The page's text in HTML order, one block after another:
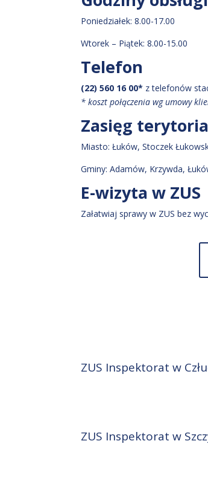
Poniedziałek: 8.00-17.00
Wtorek – Piątek: 8.00-15.00
Telefon
(22) 560 16 00* z telefonów
* koszt połączenia wg umowy
Zasięg
Miasto: Łuków, Stoczek
Gminy: Adamów, Krzywda,
E-wizyta w ZUS
Załatwiaj sprawy w ZUS bez
ZUS Inspektorat w
ZUS Inspektorat w